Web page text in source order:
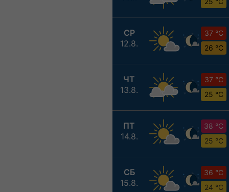
СР
12.8.
37 °C
26 °C
ЧТ
13.8.
37 °C
25 °C
ПТ
14.8.
38 °C
25 °C
СБ
15.8.
36 °C
24 °C